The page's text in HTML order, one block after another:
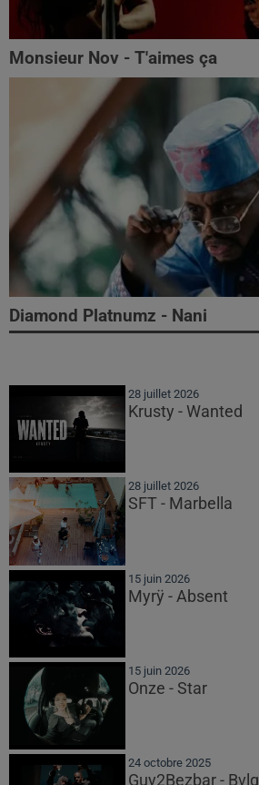
Monsieur Nov - T'aimes ça
Diamond Platnumz - Nani
28 juillet 2026
Krusty - Wanted
28 juillet 2026
SFT - Marbella
15 juin 2026
Myrÿ - Absent
15 juin 2026
Onze - Star
24 octobre 2025
Guy2Bezbar -